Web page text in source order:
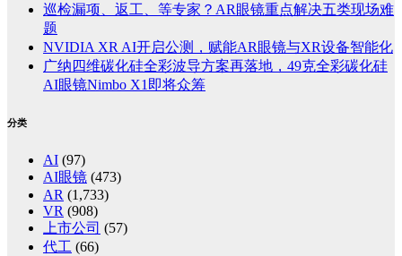
巡检漏项、返工、等专家？AR眼镜重点解决五类现场难
题
NVIDIA XR AI开启公测，赋能AR眼镜与XR设备智能化
广纳四维碳化硅全彩波导方案再落地，49克全彩碳化硅
AI眼镜Nimbo X1即将众筹
分类
AI (97)
AI眼镜 (473)
AR (1,733)
VR (908)
上市公司 (57)
代工 (66)